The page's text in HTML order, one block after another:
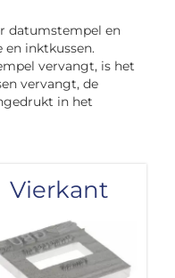
datumstempel en
inktkussen.
vervangt, is het
vervangt, de
in het
Vierkant